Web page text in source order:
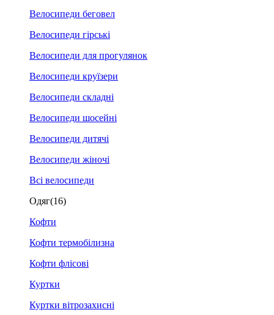
Велосипеди беговел
Велосипеди гірські
Велосипеди для прогулянок
Велосипеди круїзери
Велосипеди складні
Велосипеди шосейні
Велосипеди дитячі
Велосипеди жіночі
Всі велосипеди
Одяг(16)
Кофти
Кофти термобілизна
Кофти флісові
Куртки
Куртки вітрозахисні